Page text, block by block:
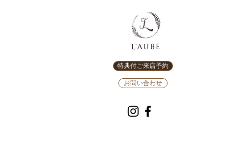
特典付ご来店予約
お問い合わせ